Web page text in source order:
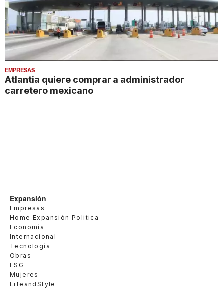
EMPRESAS
Atlantia quiere comprar a administrador
carretero mexicano
Expansión
Empresas
Home Expansión Politica
Economía
Internacional
Tecnología
Obras
ESG
Mujeres
LifeandStyle